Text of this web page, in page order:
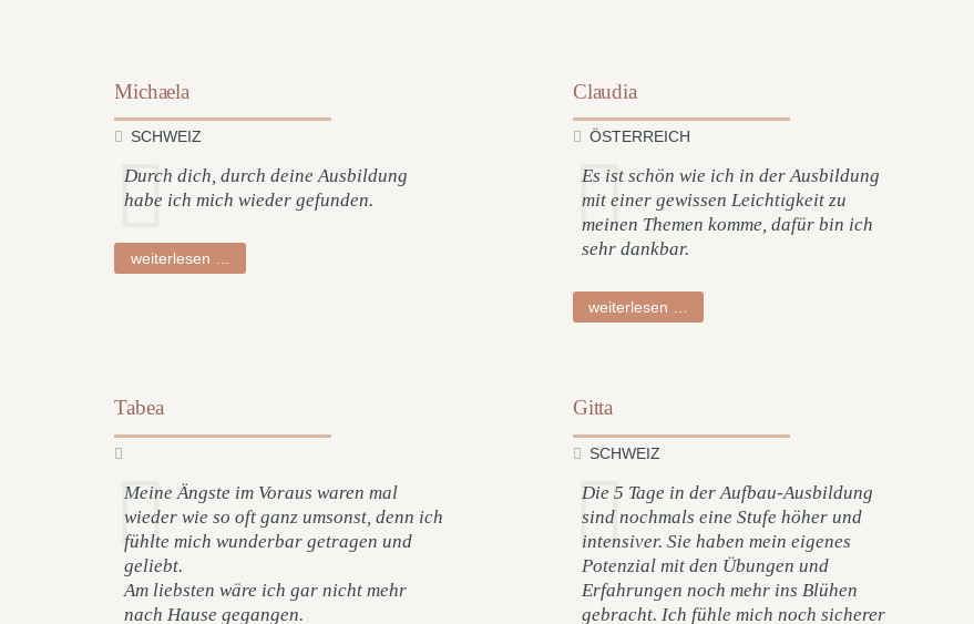
Michaela
SCHWEIZ
Durch dich, durch deine Ausbildung
habe ich mich wieder gefunden.
weiterlesen …
Claudia
ÖSTERREICH
Es ist schön wie ich in der Ausbildung
mit einer gewissen Leichtigkeit zu
meinen Themen komme, dafür bin ich
sehr dankbar.
weiterlesen …
Tabea
Meine Ängste im Voraus waren mal
wieder wie so oft ganz umsonst, denn ich
fühlte mich wunderbar getragen und
geliebt.
Am liebsten wäre ich gar nicht mehr
nach Hause gegangen.
Gitta
SCHWEIZ
Die 5 Tage in der Aufbau-Ausbildung
sind nochmals eine Stufe höher und
intensiver. Sie haben mein eigenes
Potenzial mit den Übungen und
Erfahrungen noch mehr ins Blühen
gebracht. Ich fühle mich noch sicherer